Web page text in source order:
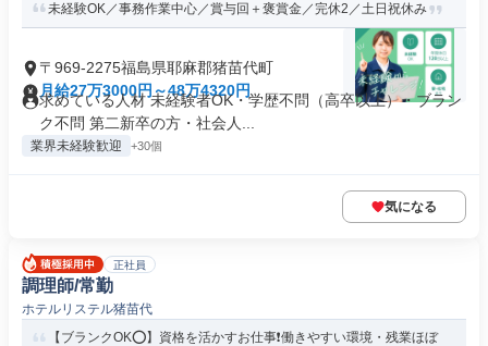
未経験OK／事務作業中心／賞与回＋褒賞金／完休2／土日祝休み
〒969-2275福島県耶麻郡猪苗代町
月給27万3000円～48万4320円
求めている人材 未経験者OK・学歴不問（高卒以上）・ブラン
ク不問 第二新卒の方・社会人...
業界未経験歓迎 +30個
気になる
正社員
調理師/常勤
ホテルリステル猪苗代
【ブランクOK⭕️】資格を活かすお仕事❗️働きやすい環境・残業ほぼ